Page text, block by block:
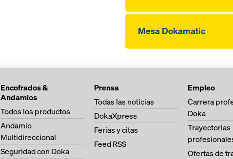
Mesa Dokamatic
Encofrados &
Andamios
Todos los productos
Andamio
Multidireccional
Seguridad con Doka
Prensa
Todas las noticias
DokaXpress
Ferias y citas
Feed RSS
Empleo
Carrera
Doka
Trayectorias
Ofertas de